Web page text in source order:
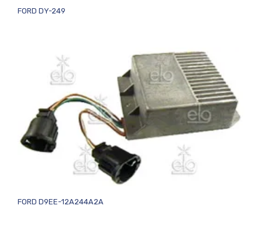
FORD DY-249
FORD D9EE-12A244A2A